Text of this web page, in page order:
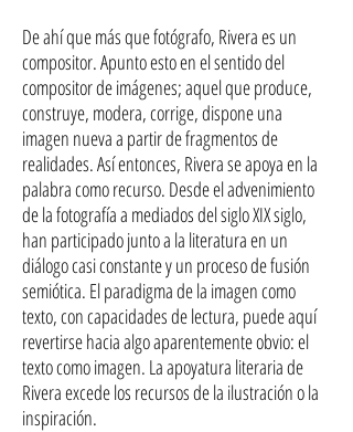
De ahí que más que fotógrafo, Rivera es un
compositor. Apunto esto en el sentido del
compositor de imágenes; aquel que produce,
construye, modera, corrige, dispone una
imagen nueva a partir de fragmentos de
realidades. Así entonces, Rivera se apoya en la
palabra como recurso. Desde el advenimiento
de la fotografía a mediados del siglo XIX siglo,
han participado junto a la literatura en un
diálogo casi constante y un proceso de fusión
semiótica. El paradigma de la imagen como
texto, con capacidades de lectura, puede aquí
revertirse hacia algo aparentemente obvio: el
texto como imagen. La apoyatura literaria de
Rivera excede los recursos de la ilustración o la
inspiración.